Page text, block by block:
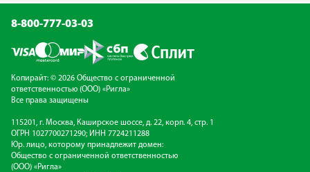
8-800-777-03-03
Копирайт: © 2026 Общество с ограниченной
ответственностью (ООО) «Ригла»
Все права защищены
115201, г. Москва, Каширское шоссе, д. 22, корп. 4, стр. 1
ОГРН 1027700271290; ИНН 7724211288
Юр. лицо, которому принадлежит домен:
Общество с ограниченной ответственностью
(ООО) «Ригла»